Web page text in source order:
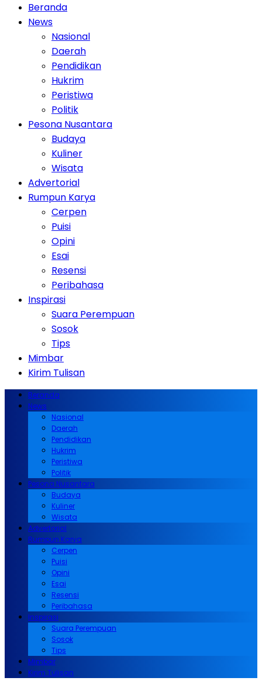
Beranda
News
Nasional
Daerah
Pendidikan
Hukrim
Peristiwa
Politik
Pesona Nusantara
Budaya
Kuliner
Wisata
Advertorial
Rumpun Karya
Cerpen
Puisi
Opini
Esai
Resensi
Peribahasa
Inspirasi
Suara Perempuan
Sosok
Tips
Mimbar
Kirim Tulisan
Beranda
News
Nasional
Daerah
Pendidikan
Hukrim
Peristiwa
Politik
Pesona Nusantara
Budaya
Kuliner
Wisata
Advertorial
Rumpun Karya
Cerpen
Puisi
Opini
Esai
Resensi
Peribahasa
Inspirasi
Suara Perempuan
Sosok
Tips
Mimbar
Kirim Tulisan